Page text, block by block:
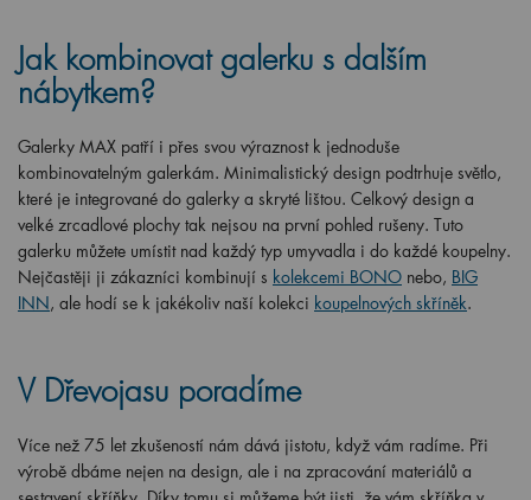
Jak kombinovat galerku s dalším
nábytkem?
Galerky MAX patří i přes svou výraznost k jednoduše
kombinovatelným galerkám. Minimalistický design podtrhuje světlo,
které je integrované do galerky a skryté lištou. Celkový design a
velké zrcadlové plochy tak nejsou na první pohled rušeny. Tuto
galerku můžete umístit nad každý typ umyvadla i do každé koupelny.
Nejčastěji ji zákazníci kombinují s kolekcemi BONO nebo, BIG
INN, ale hodí se k jakékoliv naší kolekci koupelnových skříněk.
V Dřevojasu poradíme
Více než 75 let zkušeností nám dává jistotu, když vám radíme. Při
výrobě dbáme nejen na design, ale i na zpracování materiálů a